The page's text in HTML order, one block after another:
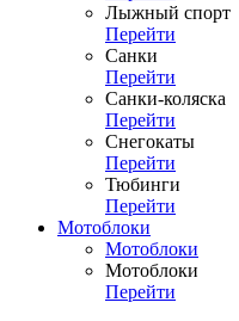
Лыжный спорт
Перейти
Санки
Перейти
Санки-коляска
Перейти
Снегокаты
Перейти
Тюбинги
Перейти
Мотоблоки
Мотоблоки
Мотоблоки
Перейти